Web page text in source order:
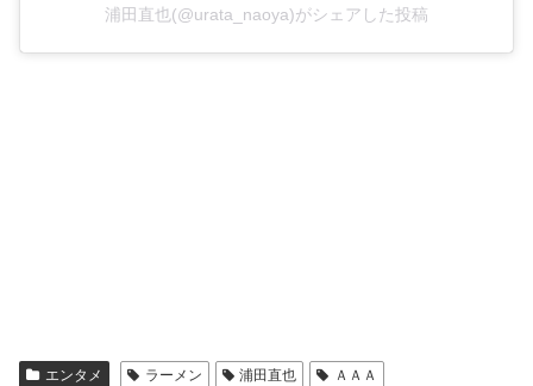
浦田直也(@urata_naoya)がシェアした投稿
エンタメ ラーメン 浦田直也 ＡＡＡ